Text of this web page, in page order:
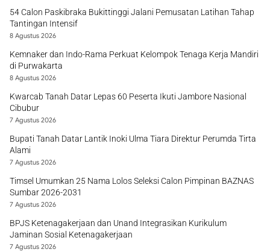
54 Calon Paskibraka Bukittinggi Jalani Pemusatan Latihan Tahap
Tantingan Intensif
8 Agustus 2026
Kemnaker dan Indo-Rama Perkuat Kelompok Tenaga Kerja Mandiri
di Purwakarta
8 Agustus 2026
Kwarcab Tanah Datar Lepas 60 Peserta Ikuti Jambore Nasional
Cibubur
7 Agustus 2026
Bupati Tanah Datar Lantik Inoki Ulma Tiara Direktur Perumda Tirta
Alami
7 Agustus 2026
Timsel Umumkan 25 Nama Lolos Seleksi Calon Pimpinan BAZNAS
Sumbar 2026-2031
7 Agustus 2026
BPJS Ketenagakerjaan dan Unand Integrasikan Kurikulum
Jaminan Sosial Ketenagakerjaan
7 Agustus 2026